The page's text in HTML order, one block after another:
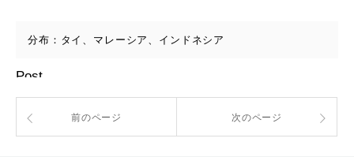
分布：タイ、マレーシア、インドネシア
Post
前のページ 次のページ